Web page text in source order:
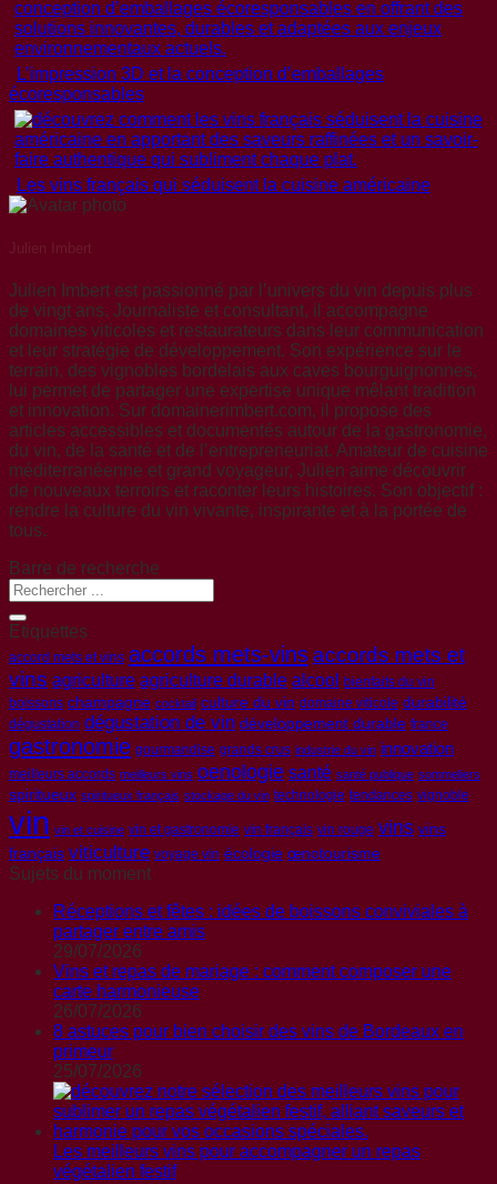
L’impression 3D et la conception d’emballages
écoresponsables
Les vins français qui séduisent la cuisine américaine
Julien Imbert
Julien Imbert est passionné par l’univers du vin depuis plus
de vingt ans. Journaliste et consultant, il accompagne
domaines viticoles et restaurateurs dans leur communication
et leur stratégie de développement. Son expérience sur le
terrain, des vignobles bordelais aux caves bourguignonnes,
lui permet de partager une expertise unique mêlant tradition
et innovation. Sur domainerimbert.com, il propose des
articles accessibles et documentés autour de la gastronomie,
du vin, de la santé et de l’entrepreneuriat. Amateur de cuisine
méditerranéenne et grand voyageur, Julien aime découvrir
de nouveaux terroirs et raconter leurs histoires. Son objectif :
rendre la culture du vin vivante, inspirante et à la portée de
tous.
Barre de recherche
Etiquettes
accord mets et vins accords mets-vinsaccords mets et
vins agriculture agriculture durable alcool bienfaits du vin
boissons champagne cocktail culture du vin domaine viticole durabilité
dégustation dégustation de vin développement durable france
gastronomie gourmandise grands crus industrie du vin innovation
meilleurs accords meilleurs vins oenologie santé santé publique sommeliers
spiritueux spiritueux français stockage du vin technologie tendances vignoble
vin vin et cuisine vin et gastronomie vin français vin rouge vins vins
français viticulture voyage vin écologie œnotourisme
Sujets du moment
Réceptions et fêtes : idées de boissons conviviales à
partager entre amis
29/07/2026
Vins et repas de mariage : comment composer une
carte harmonieuse
26/07/2026
8 astuces pour bien choisir des vins de Bordeaux en
primeur
25/07/2026
Les meilleurs vins pour accompagner un repas
végétalien festif